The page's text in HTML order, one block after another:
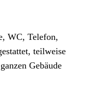
WC, Telefon,
teilweise
Gebäude